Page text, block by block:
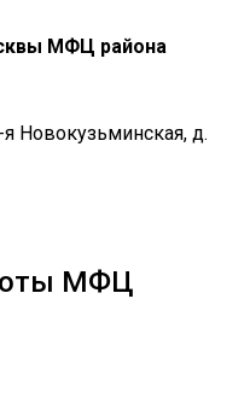
МФЦ района
Новокузьминская, д.
МФЦ